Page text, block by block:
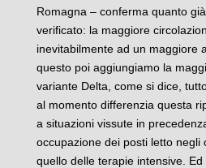
Romagna – conferma quanto
verificato: la maggiore
inevitabilmente ad un maggiore
questo poi aggiungiamo la
variante Delta, come si dice,
al momento differenzia questa
a situazioni vissute in
occupazione dei posti letto negli
quello delle terapie intensive.